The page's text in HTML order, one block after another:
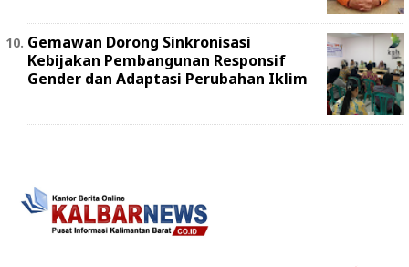
Gemawan Dorong Sinkronisasi
Kebijakan Pembangunan Responsif
Gender dan Adaptasi Perubahan Iklim